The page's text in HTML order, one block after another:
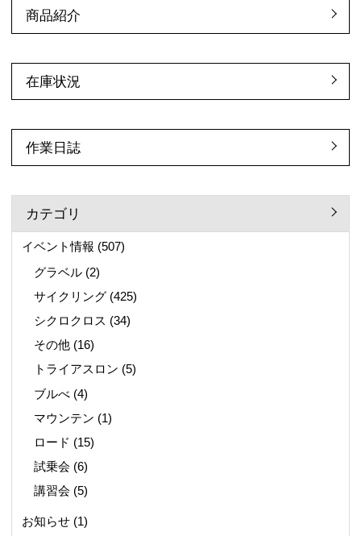
商品紹介
在庫状況
作業日誌
カテゴリ
イベント情報 (507)
グラベル (2)
サイクリング (425)
シクロクロス (34)
その他 (16)
トライアスロン (5)
ブルべ (4)
マウンテン (1)
ロード (15)
試乗会 (6)
講習会 (5)
お知らせ(1)